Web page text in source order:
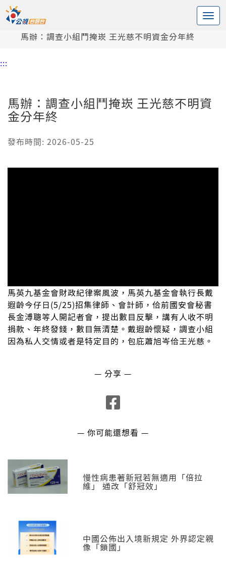
中央內容區塊
頭頁
馬辦：調查小組鬥掩崁 王光慈不明資金分年終
:::
馬辦：調查小組鬥掩崁 王光慈不明資
金分年終
發布時間: 2026-05-25
馬英九基金會財政紀律案風波，馬英九基金會執行長戴
遐齡今仔日(5/25)招集律師、會計師，佮前國安會秘書
長金溥聰等人開記者會，提出數目反擊，講有人收不明
捐款、年終發錢，數目無清楚。戴遐齡懷疑，調查小組
因為私人交情或者是特定目的，包庇蕭旭岑佮王光慈。
— 分享 —
— 你可能還想看 —
慢性病患著新冠若無適用「倍拉
維」 通改「舒冠效」
中國公佈出入境新規定 外界認定親
像「鎖國」